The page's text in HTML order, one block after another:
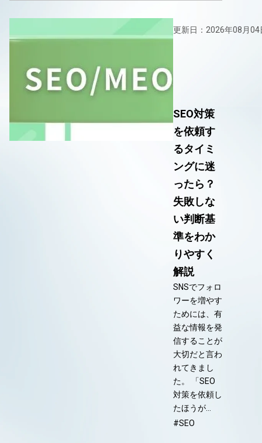
更新日：2026年08月04
SEO対策
を依頼す
るタイミ
ングに迷
ったら？
失敗しな
い判断基
準をわか
りやすく
解説
SNSでフォロ
ワーを増やす
ためには、有
益な情報を発
信することが
大切だと言わ
れてきまし
た。 「SEO
対策を依頼し
たほうが…
#SEO